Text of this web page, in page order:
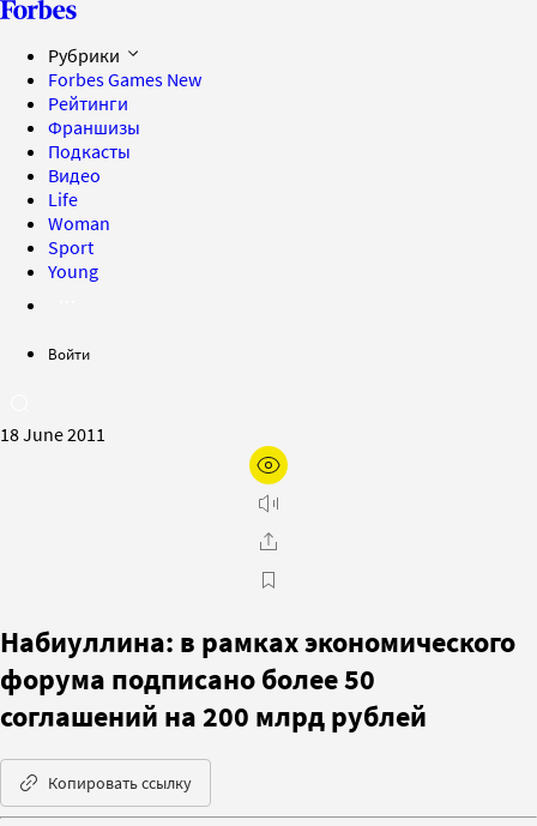
Рубрики
Forbes Games New
Рейтинги
Франшизы
Подкасты
Видео
Life
Woman
Sport
Young
Войти
18 June 2011
Набиуллина: в рамках экономического
форума подписано более 50
соглашений на 200 млрд рублей
Копировать ссылку